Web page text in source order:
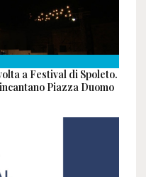
a Festival di Spoleto.
Piazza Duomo